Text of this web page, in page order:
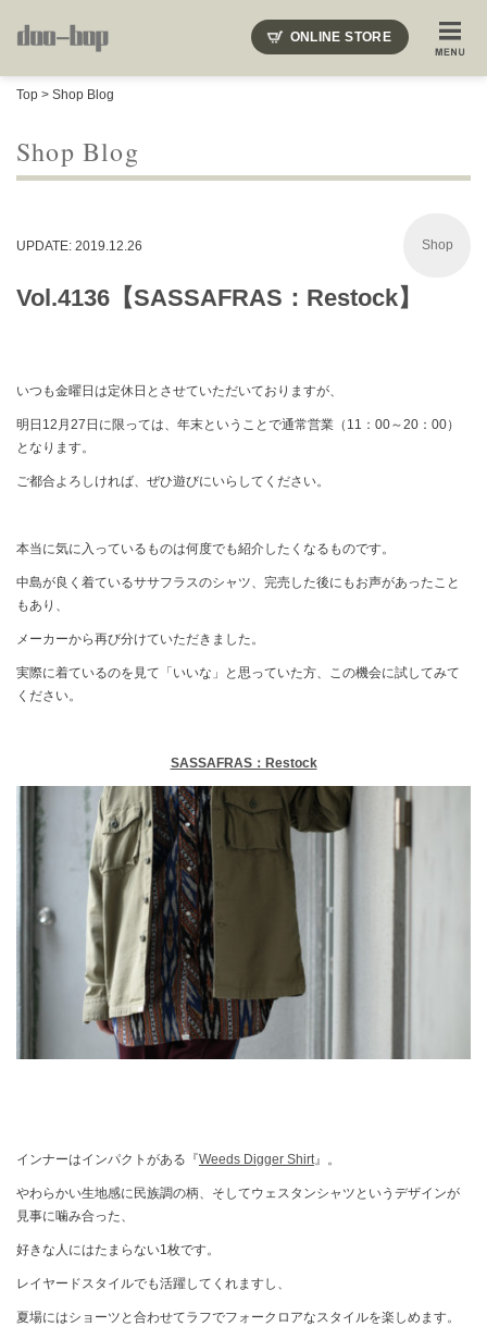
ONLINE STORE
Top > Shop Blog
Shop Blog
UPDATE: 2019.12.26 Shop
Vol.4136【SASSAFRAS：Restock】
いつも金曜日は定休日とさせていただいておりますが、
明日12月27日に限っては、年末ということで通常営業（11：00～20：00）
となります。
ご都合よろしければ、ぜひ遊びにいらしてください。
本当に気に入っているものは何度でも紹介したくなるものです。
中島が良く着ているササフラスのシャツ、完売した後にもお声があったこと
もあり、
メーカーから再び分けていただきました。
実際に着ているのを見て「いいな」と思っていた方、この機会に試してみて
ください。
SASSAFRAS：Restock
インナーはインパクトがある『Weeds Digger Shirt 』。
やわらかい生地感に民族調の柄、そしてウェスタンシャツというデザインが
見事に噛み合った、
好きな人にはたまらない1枚です。
レイヤードスタイルでも活躍してくれますし、
夏場にはショーツと合わせてラフでフォークロアなスタイルを楽しめます。